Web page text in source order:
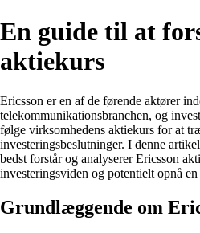
En guide til at
aktiekurs
Ericsson er en af de førende aktører
telekommunikationsbranchen, og
følge virksomhedens aktiekurs for at
investeringsbeslutninger. I denne
bedst forstår og analyserer Ericsson
investeringsviden og potentielt opnå
Grundlæggende om